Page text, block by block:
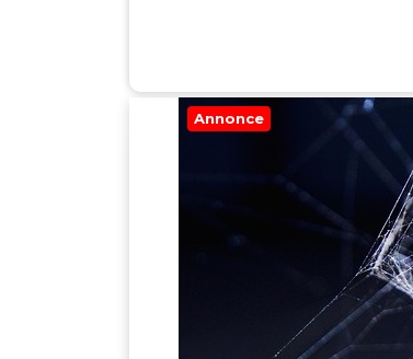
Annonce